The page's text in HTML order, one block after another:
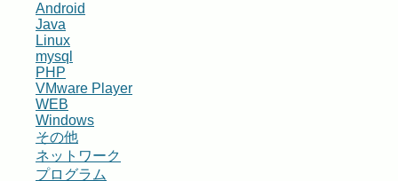
Android
Java
Linux
mysql
PHP
VMware Player
WEB
Windows
その他
ネットワーク
プログラム